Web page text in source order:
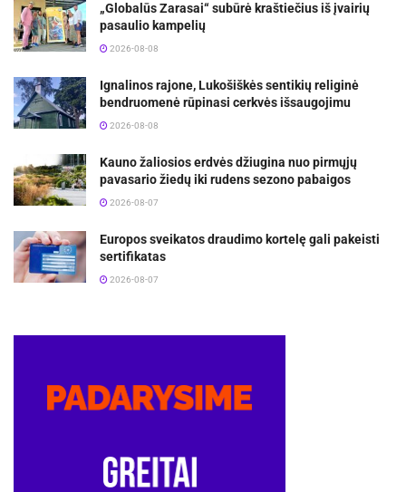
„Globalūs Zarasai“ subūrė kraštiečius iš įvairių
pasaulio kampelių
2026-08-08
Ignalinos rajone, Lukošiškės sentikių religinė
bendruomenė rūpinasi cerkvės išsaugojimu
2026-08-08
Kauno žaliosios erdvės džiugina nuo pirmųjų
pavasario žiedų iki rudens sezono pabaigos
2026-08-07
Europos sveikatos draudimo kortelę gali pakeisti
sertifikatas
2026-08-07